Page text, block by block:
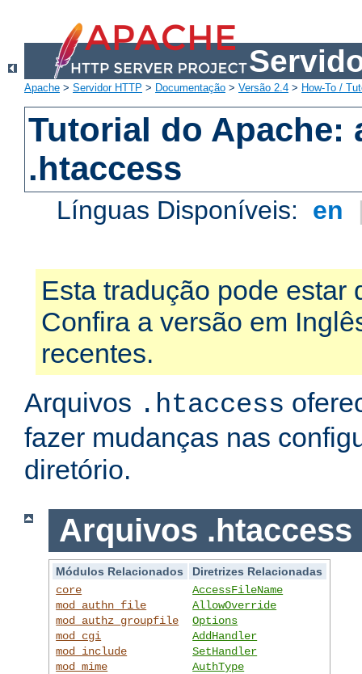
Apache > Servidor HTTP > Documentação > Versão 2.4 > How-To /
Tutorial do Apache:
.htaccess
Línguas Disponíveis: en
Esta tradução pode estar
Confira a versão em
recentes.
Arquivos .htaccess
fazer mudanças nas
diretório.
Arquivos .htaccess
Módulos Relacionados
Diretrizes Relacionadas
core
mod_authn_file
mod_authz_groupfile
mod_cgi
mod_include
mod_mime
AccessFileName
AllowOverride
Options
AddHandler
SetHandler
AuthType